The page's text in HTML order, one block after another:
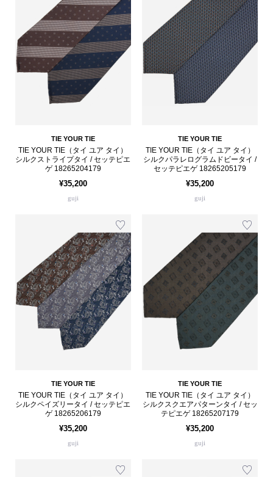
TIE YOUR TIE
TIE YOUR TIE（タイ ユア タイ）
シルクストライプタイ / セッテピエ
ゲ 18265204179
¥35,200
guji
TIE YOUR TIE
TIE YOUR TIE（タイ ユア タイ）
シルクパラレログラムドビータイ /
セッテピエゲ 18265205179
¥35,200
guji
TIE YOUR TIE
TIE YOUR TIE（タイ ユア タイ）
シルクペイズリータイ / セッテピエ
ゲ 18265206179
¥35,200
guji
TIE YOUR TIE
TIE YOUR TIE（タイ ユア タイ）
シルクスクエアパターンタイ / セッ
テピエゲ 18265207179
¥35,200
guji